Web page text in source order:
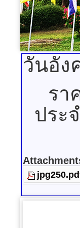
วันอัง
รา
ประ